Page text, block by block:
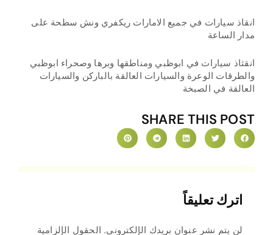
انقاذ سيارات في جميع الامارات ريكفري ونش سطحة على
مدار الساعة
انقثاذ سيارات في ابوظبي ومناطقها وبرها وصحراء ابوظبي
والطرقات الوعرة والسيارات العالقة بالباركن والسيارات
العالقة في الصبخة
SHARE THIS POST
اترك تعليقاً
لن يتم نشر عنوان بريدك الإلكتروني. الحقول الإلزامية